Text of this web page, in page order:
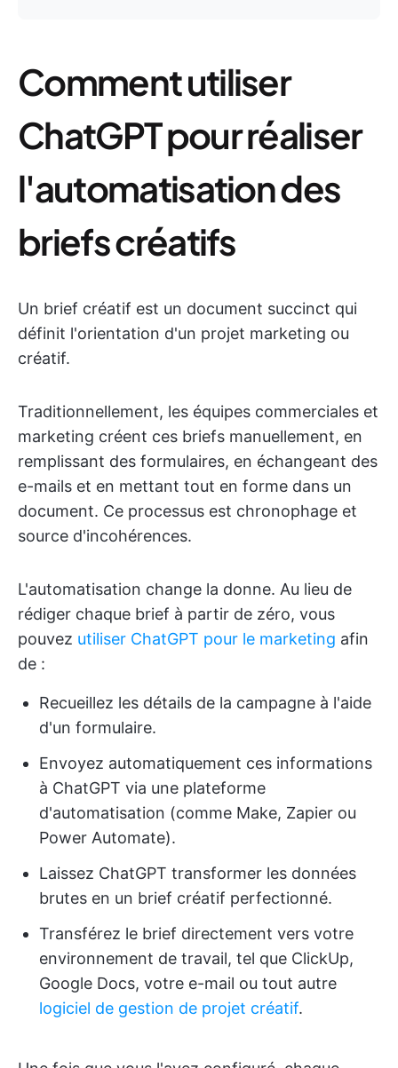
Comment utiliser
ChatGPT pour réaliser
l'automatisation des
briefs créatifs
Un brief créatif est un document succinct qui
définit l'orientation d'un projet marketing ou
créatif.
Traditionnellement, les équipes commerciales et
marketing créent ces briefs manuellement, en
remplissant des formulaires, en échangeant des
e-mails et en mettant tout en forme dans un
document. Ce processus est chronophage et
source d'incohérences.
L'automatisation change la donne. Au lieu de
rédiger chaque brief à partir de zéro, vous
pouvez utiliser ChatGPT pour le marketing afin
de :
Recueillez les détails de la campagne à l'aide
d'un formulaire.
Envoyez automatiquement ces informations
à ChatGPT via une plateforme
d'automatisation (comme Make, Zapier ou
Power Automate).
Laissez ChatGPT transformer les données
brutes en un brief créatif perfectionné.
Transférez le brief directement vers votre
environnement de travail, tel que ClickUp,
Google Docs, votre e-mail ou tout autre
logiciel de gestion de projet créatif.